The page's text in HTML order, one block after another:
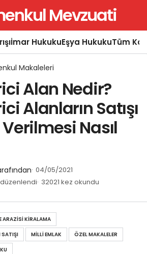
Mevzuati
İmar HukukuEşya HukukuTüm
Makaleleri
Alan Nedir?
Alanların Satışı
Nasıl
04/05/2021
32021 kez okundu
ARAZISI KIRALAMA
SATIŞI
MILLI EMLAK
ÖZEL MAKALELER